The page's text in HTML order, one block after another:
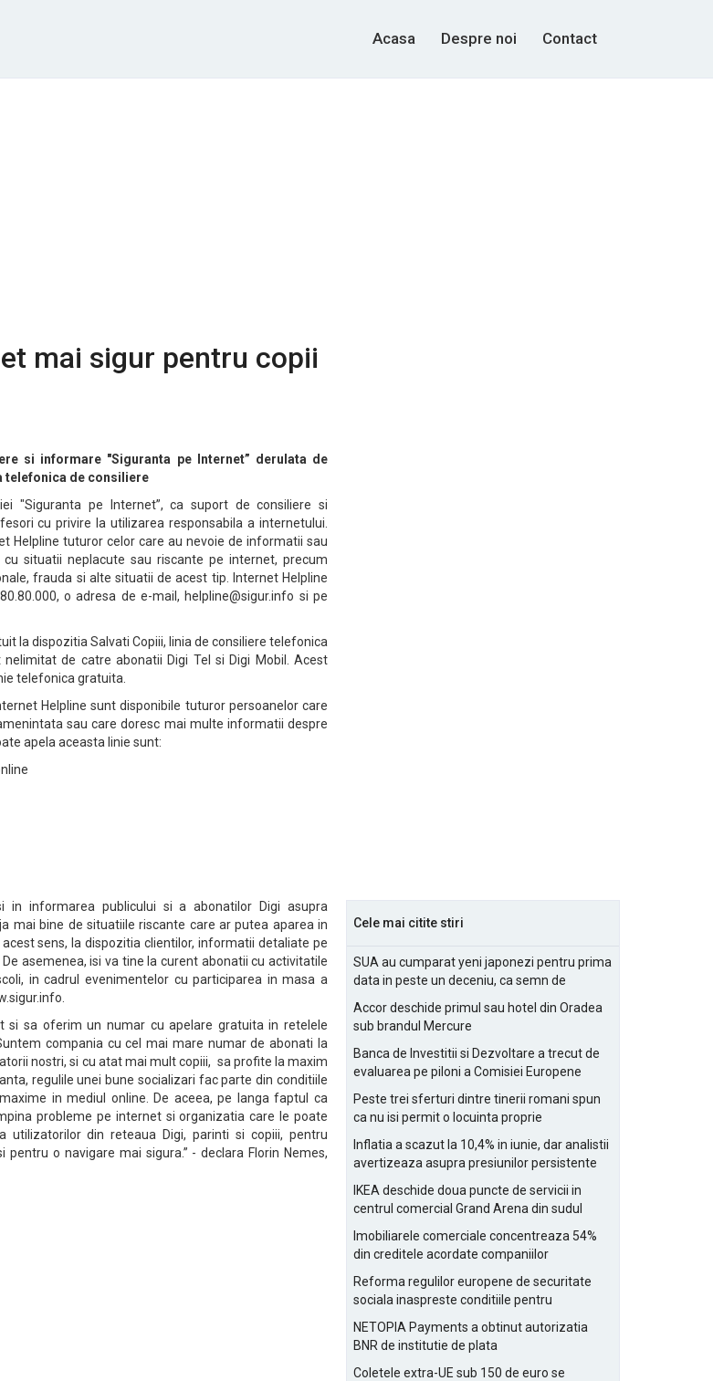
Acasa Despre noi Contact
mai sigur pentru copii
si informare "Siguranta pe Internet” derulata de
telefonica de consiliere
"Siguranta pe Internet”, ca suport de consiliere si
cu privire la utilizarea responsabila a internetului.
Helpline tuturor celor care au nevoie de informatii sau
situatii neplacute sau riscante pe internet, precum
frauda si alte situatii de acest tip. Internet Helpline
o adresa de e-mail, helpline@sigur.info si pe
la dispozitia Salvati Copiii, linia de consiliere telefonica
de catre abonatii Digi Tel si Digi Mobil. Acest
telefonica gratuita.
Helpline sunt disponibile tuturor persoanelor care
sau care doresc mai multe informatii despre
apela aceasta linie sunt:
in informarea publicului si a abonatilor Digi asupra
mai bine de situatiile riscante care ar putea aparea in
sens, la dispozitia clientilor, informatii detaliate pe
asemenea, isi va tine la curent abonatii cu activitatile
in cadrul evenimentelor cu participarea in masa a
si sa oferim un numar cu apelare gratuita in retelele
compania cu cel mai mare numar de abonati la
nostri, si cu atat mai mult copiii, sa profite la maxim
regulile unei bune socializari fac parte din conditiile
in mediul online. De aceea, pe langa faptul ca
probleme pe internet si organizatia care le poate
din reteaua Digi, parinti si copiii, pentru
o navigare mai sigura.” - declara Florin Nemes,
Cele mai citite stiri
SUA au cumparat yeni japonezi pentru prima
data in peste un deceniu, ca semn de
Accor deschide primul sau hotel din Oradea
sub brandul Mercure
Banca de Investitii si Dezvoltare a trecut de
evaluarea pe piloni a Comisiei Europene
Peste trei sferturi dintre tinerii romani spun
ca nu isi permit o locuinta proprie
Inflatia a scazut la 10,4% in iunie, dar analistii
avertizeaza asupra presiunilor persistente
IKEA deschide doua puncte de servicii in
centrul comercial Grand Arena din sudul
Imobiliarele comerciale concentreaza 54%
din creditele acordate companiilor
Reforma regulilor europene de securitate
sociala inaspreste conditiile pentru
NETOPIA Payments a obtinut autorizatia
BNR de institutie de plata
Coletele extra-UE sub 150 de euro se